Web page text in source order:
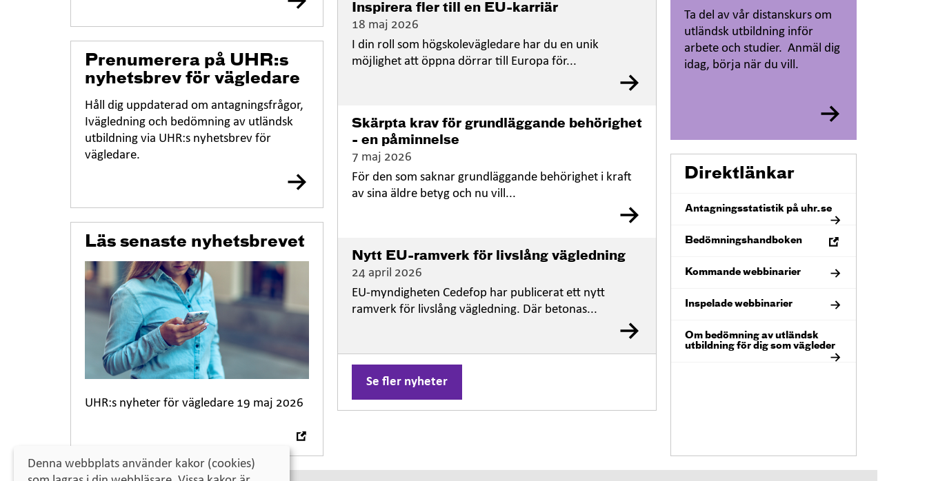
Ta del av vår distanskurs om
utländsk utbildning inför
arbete och studier. Anmäl dig
idag, börja när du vill.
Direktlänkar
Antagningsstatistik på uhr.se
BedömningshandbokenÖ
t
f
ö
Kommande webbinarier
Inspelade webbinarier
Om bedömning av utländsk
utbildning för dig som vägleder
Inspirera fler till en EU-karriär
18 maj 2026
I din roll som högskolevägledare har du en unik
möjlighet att öppna dörrar till Europa för...
Skärpta krav för grundläggande behörighet
- en påminnelse
7 maj 2026
För den som saknar grundläggande behörighet i kraft
av sina äldre betyg och nu vill...
Nytt EU-ramverk för livslång vägledning
24 april 2026
EU-myndigheten Cedefop har publicerat ett nytt
ramverk för livslång vägledning. Där betonas...
Se fler nyheter
Prenumerera på UHR:s
nyhetsbrev för vägledare
Håll dig uppdaterad om antagningsfrågor,
Ivägledning och bedömning av utländsk
utbildning via UHR:s nyhetsbrev för
vägledare.
s
t
e
Läs senaste nyhetsbrevet
UHR:s nyheter för vägledare 19 maj 2026
Denna webbplats använder kakor (cookies)